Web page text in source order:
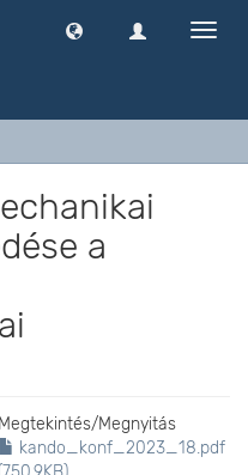
a
Megtekintés/Megnyitás
kando_konf_2023_18.pdf